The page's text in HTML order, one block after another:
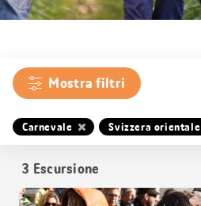
Mostra filtri
Carnevale Svizzera orientale
3 Escursione